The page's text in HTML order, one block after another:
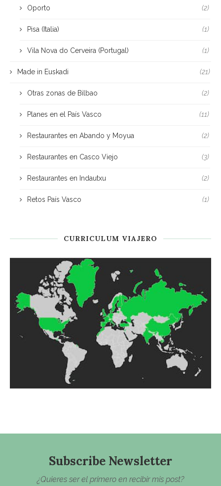
Oporto (2)
Pisa (Italia) (1)
Vila Nova do Cerveira (Portugal) (1)
Made in Euskadi (21)
Otras zonas de Bilbao (2)
Planes en el País Vasco (11)
Restaurantes en Abando y Moyua (2)
Restaurantes en Casco Viejo (3)
Restaurantes en Indautxu (2)
Retos País Vasco (1)
CURRICULUM VIAJERO
Subscribe Newsletter
¿Quieres ser el primero en recibir mis post?